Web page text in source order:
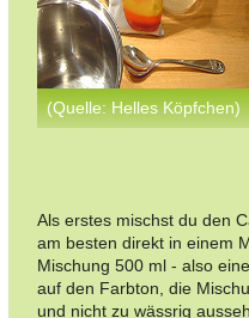
(Quelle: Helles Köpfchen)
Als erstes mischst du den
am besten direkt in einem
Mischung 500 ml - also
auf den Farbton, die
und nicht zu wässrig